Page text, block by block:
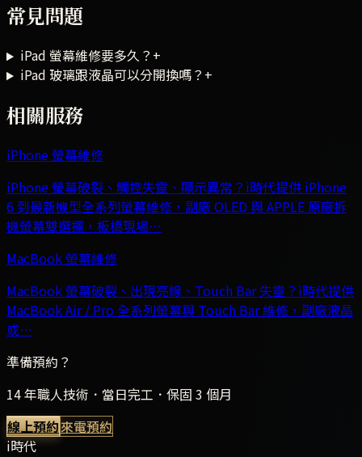
常見問題
iPad 螢幕維修要多久？ +
iPad 玻璃跟液晶可以分開換嗎？ +
相關服務
iPhone 螢幕維修
iPhone 螢幕破裂、觸控失靈、顯示異常？i時代提供 iPhone
6 到最新機型全系列螢幕維修，副廠 OLED 與 APPLE 原廠拆
機螢幕雙選擇，板橋現場…
MacBook 螢幕維修
MacBook 螢幕破裂、出現亮線、Touch Bar 失靈？i時代提供
MacBook Air / Pro 全系列螢幕與 Touch Bar 維修，副廠液晶
或…
準備預約？
14 年職人技術．當日完工．保固 3 個月
線上預約來電預約
i時代